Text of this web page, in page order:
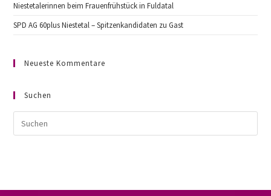
Niestetalerinnen beim Frauenfrühstück in Fuldatal
SPD AG 60plus Niestetal – Spitzenkandidaten zu Gast
Neueste Kommentare
Suchen